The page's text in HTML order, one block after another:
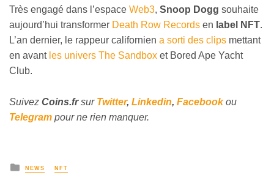
Très engagé dans l’espace Web3, Snoop Dogg souhaite
aujourd’hui transformer Death Row Records en label NFT.
L’an dernier, le rappeur californien a sorti des clips mettant
en avant les univers The Sandbox et Bored Ape Yacht
Club.
Suivez Coins.frsur Twitter, Linkedin, Facebookou
Telegram pour ne rien manquer.
NEWS NFT